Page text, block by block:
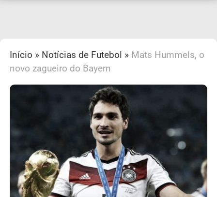
Início » Notícias de Futebol » Mats Hummels, o
novo zagueiro do Bayern